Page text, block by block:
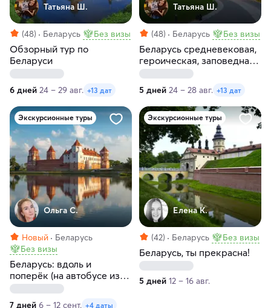
Татьяна Ш.
(48) Беларусь Без визы
Обзорный тур по
Беларуси
6 дней 24 – 29 авг. +13 дат
Татьяна Ш.
(48) Беларусь Без визы
Беларусь средневековая,
героическая, заповедная
и самобытная
5 дней 24 – 28 авг. +13 дат
Экскурсионные туры
Ольга С.
Новый
Беларусь
Без визы
Беларусь: вдоль и
поперёк (на автобусе из
Санкт-Петербурга)
7 дней 6 – 12 сент. +4 даты
Экскурсионные туры
Елена К.
(42) Беларусь Без визы
Беларусь, ты прекрасна!
5 дней 12 – 16 авг.